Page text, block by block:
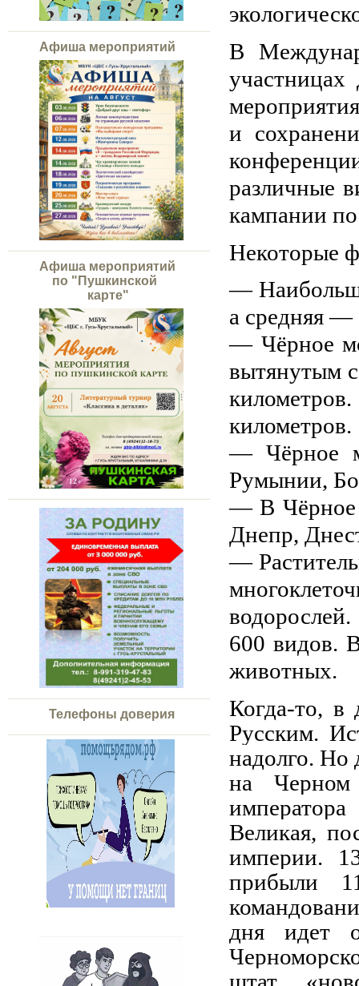
Афиша мероприятий
Афиша мероприятий
по "Пушкинской
карте"
Телефоны доверия
В
участницах
и
различные
кампании
Некоторые
—
а средняя —
— Чёрное
вытянутым
километров.
— Чёрное
Румынии,
— В Чёрное
Днепр,
—
600 видов.
животных.
Когда-то, в
Русским.
надолго. Но
на Черном
Великая,
империи.
прибыли
дня идет